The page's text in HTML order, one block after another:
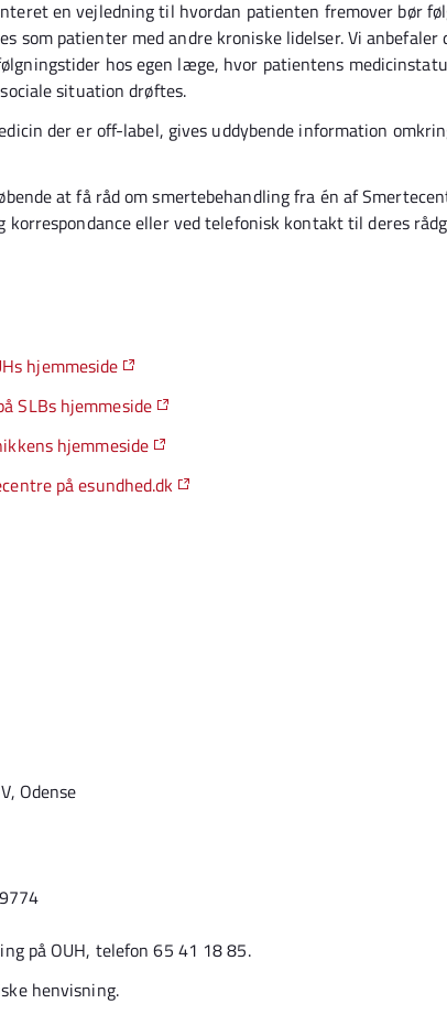
en vejledning til hvordan patienten fremover bør
som patienter med andre kroniske lidelser. Vi anbefaler
hos egen læge, hvor patientens
situation drøftes.
der er off-label, gives uddybende information
at få råd om smertebehandling fra én af
eller ved telefonisk kontakt til deres
hjemmeside
SLBs hjemmeside
hjemmeside
på esundhed.dk
Odense
på OUH, telefon 65 41 18 85.
henvisning.